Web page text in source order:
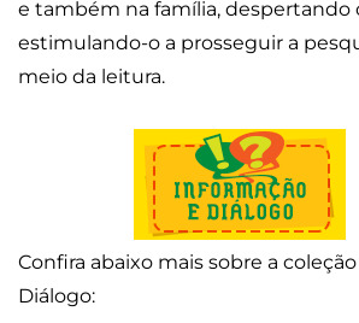
e também na família, despertando
estimulando-o a prosseguir a
meio da leitura.
Confira abaixo mais sobre a
Diálogo: